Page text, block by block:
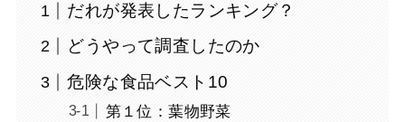
だれが発表したランキング？
どうやって調査したのか
危険な食品ベスト10
第１位：葉物野菜